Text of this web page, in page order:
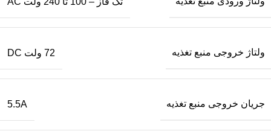
ولتاژ خروجی منبع تغذیه 72 ولت DC
جریان خروجی منبع تغذیه 5.5A